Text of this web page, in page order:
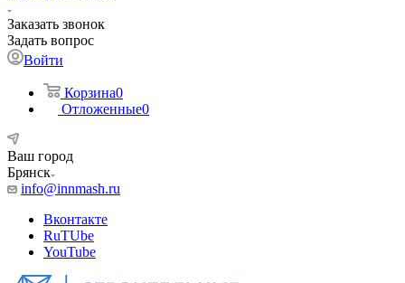
Заказать звонок
Задать вопрос
Войти
Корзина0
Отложенные0
Ваш город
Брянск
info@innmash.ru
Вконтакте
RuTUbe
YouTube